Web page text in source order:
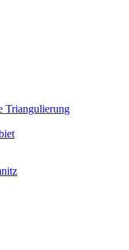
Triangulierung